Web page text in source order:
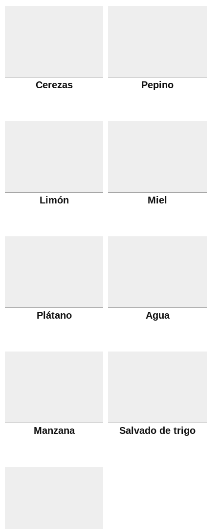
Cerezas Pepino
Limón Miel
Plátano Agua
Manzana Salvado de trigo